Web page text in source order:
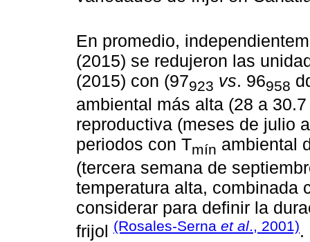
En promedio,
(2015) se redujeron las
(2015) con (97923 vs. 96958
ambiental más alta (28 a
reproductiva (meses de julio
periodos con Tmín ambiental
(tercera semana de
temperatura alta, combinada
considerar para definir la
frijol (Rosales-Serna et al., 2001).